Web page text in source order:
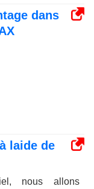
dans
laide de
nous allons